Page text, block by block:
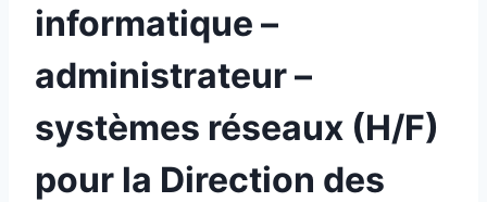
informatique –
administrateur –
systèmes réseaux (H/F)
pour la Direction des